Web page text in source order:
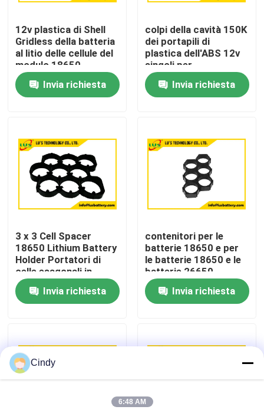
Casa
Circa noi
Giro della fabbrica
Contattici
Notizie
Batteria del cloruro di tionile del litio
Batteria del diossido del manganese del litio
12v plastica di Shell
Gridless della batteria
al litio delle cellule del
modulo 18650
Invia richiesta
colpi della cavità 150K
dei portapili di
plastica dell'ABS 12v
singoli per
iluminazione pubblica
solareInvia richiesta
3 x 3 Cell Spacer
18650 Lithium Battery
Holder Portatori di
celle esagonali in
plastica 18650 3*3
spacerInvia richiesta
contenitori per le
batterie 18650 e per
le batterie 18650 e le
batterie 26650,
Invia richiesta
Cindy
6:48 AM